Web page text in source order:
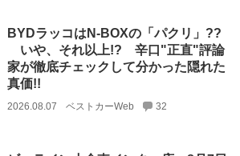
BYDラッコはN-BOXの「パクリ」??
いや、それ以上!? 辛口"正直"評論
家が徹底チェックして分かった隠れた
真価!!
2026.08.07 ベストカーWeb 32